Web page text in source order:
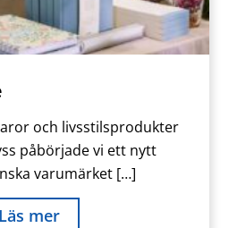
och livsstilsprodukter
påbörjade vi ett nytt
varumärket […]
Läs mer